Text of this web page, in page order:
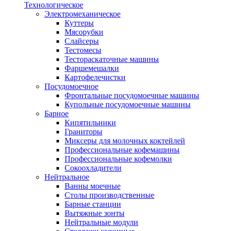
Технологическое
Электромеханическое
Куттеры
Мясорубки
Слайсеры
Тестомесы
Тестораскаточные машины
Фаршемешалки
Картофелечистки
Посудомоечное
Фронтальные посудомоечные машины
Купольные посудомоечные машины
Барное
Кипятильники
Граниторы
Миксеры для молочных коктейлей
Профессиональные кофемашины
Профессиональные кофемолки
Сокоохладители
Нейтральное
Ванны моечные
Столы производственные
Барные станции
Вытяжные зонты
Нейтральные модули